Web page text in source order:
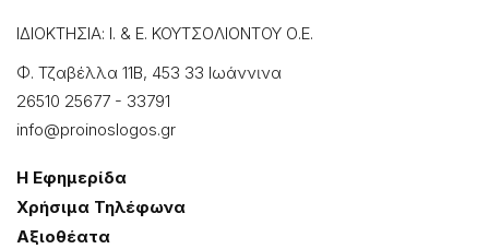
ΙΔΙΟΚΤΗΣΙΑ: Ι. & Ε. ΚΟΥΤΣΟΛΙΟΝΤΟΥ Ο.Ε.
Φ. Τζαβέλλα 11Β, 453 33 Ιωάννɩνα
26510 25677 - 33791
info@proinoslogos.gr
Η Εφημερίδα
Χρήσɩμα Τηλέφωνα
Αξɩοθέατα